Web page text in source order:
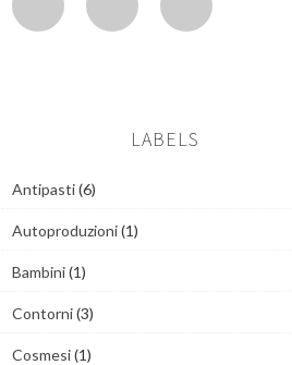
LABELS
Antipasti(6)
Autoproduzioni(1)
Bambini(1)
Contorni(3)
Cosmesi(1)